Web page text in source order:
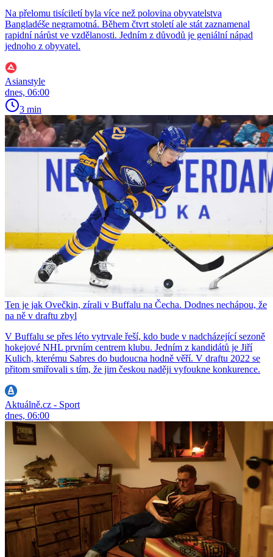
Na přelomu tisíciletí byla více než polovina obyvatelstva
Bangladéše negramotná. Během čtvrt století ale stát zaznamenal
rapidní nárůst ve vzdělanosti. Jedním z důvodů je geniální nápad
jednoho z obyvatel.
Asianstyle
dnes, 06:00
3 min
Ten je jak Ovečkin, zírali v Buffalu na Čecha. Dodnes nechápou, že
na ně v draftu zbyl
V Buffalu se přes léto vytrvale řeší, kdo bude v nadcházející sezoně
hokejové NHL prvním centrem klubu. Jedním z kandidátů je Jiří
Kulich, kterému Sabres do budoucna hodně věří. V draftu 2022 se
přitom smiřovali s tím, že jim českou naději vyfoukne konkurence.
Aktuálně.cz - Sport
dnes, 06:00